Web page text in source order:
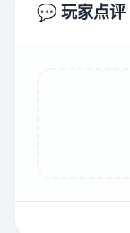
💬 玩家点评